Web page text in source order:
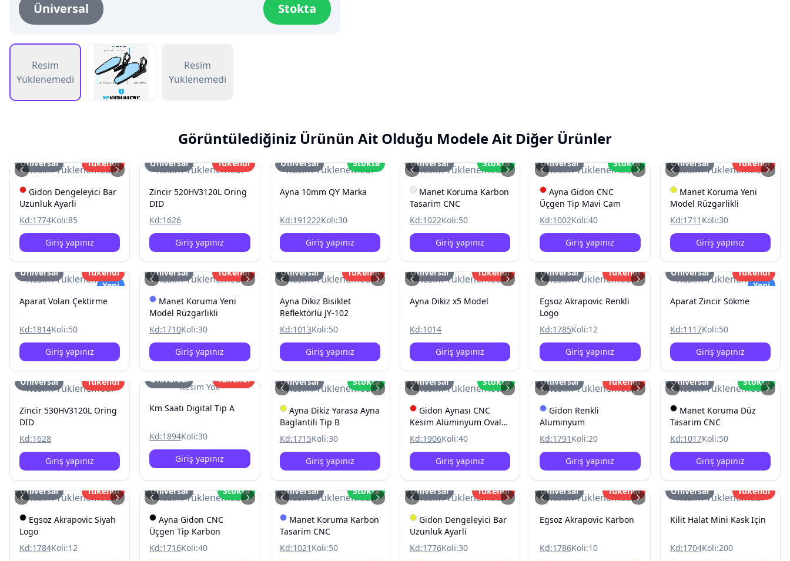
Üniversal Stokta
Resim
Yüklenemedi
Resim
Yüklenemedi
Görüntülediğiniz Ürünün Ait Olduğu Modele Ait Diğer Ürünler
Resim Yüklenemedi
Üniversal Tükendi
Gidon Dengeleyici Bar
Uzunluk Ayarli
Kd:1774Koli:85
Giriş yapınız
Resim Yüklenemedi
Üniversal Tükendi
Zincir 520HV3120L Oring
DID
Kd:1626
Giriş yapınız
Resim Yüklenemedi
Üniversal Stokta
Ayna 10mm QY Marka
Kd:191222Koli:30
Giriş yapınız
Resim Yüklenemedi
Üniversal Stokta
Manet Koruma Karbon
Tasarim CNC
Kd:1022Koli:50
Giriş yapınız
Resim Yüklenemedi
Üniversal Stokta
Ayna Gidon CNC
Üçgen Tip Mavi Cam
Kd:1002Koli:40
Giriş yapınız
Resim Yüklenemedi
Üniversal Tükendi
Manet Koruma Yeni
Model Rüzgarlikli
Kd:1711 Koli:30
Giriş yapınız
Resim Yüklenemedi
Yeni
Üniversal Tükendi
Aparat Volan Çektirme
Kd:1814Koli:50
Giriş yapınız
Resim Yüklenemedi
Üniversal Tükendi
Manet Koruma Yeni
Model Rüzgarlikli
Kd:1710Koli:30
Giriş yapınız
Resim Yüklenemedi
Üniversal Tükendi
Ayna Dikiz Bisiklet
Reflektörlü JY-102
Kd:1013Koli:50
Giriş yapınız
Resim Yüklenemedi
Üniversal Tükendi
Ayna Dikiz x5 Model
Kd:1014
Giriş yapınız
Resim Yüklenemedi
Üniversal Tükendi
Egsoz Akrapovic Renkli
Logo
Kd:1785Koli:12
Giriş yapınız
Resim Yüklenemedi
Yeni
Üniversal Tükendi
Aparat Zincir Sökme
Kd:1117Koli:50
Giriş yapınız
Resim Yüklenemedi
Üniversal Tükendi
Zincir 530HV3120L Oring
DID
Kd:1628
Giriş yapınız
Resim Yok
Üniversal Tükendi
Km Saati Digital Tip A
Kd:1894Koli:30
Giriş yapınız
Resim Yüklenemedi
Üniversal Stokta
Ayna Dikiz Yarasa Ayna
Baglantili Tip B
Kd:1715Koli:30
Giriş yapınız
Resim Yüklenemedi
Üniversal Stokta
Gidon Aynası CNC
Kesim Alüminyum Oval
Tip
Kd:1906Koli:40
Giriş yapınız
Resim Yüklenemedi
Üniversal Tükendi
Gidon Renkli
Aluminyum
Kd:1791 Koli:20
Giriş yapınız
Resim Yüklenemedi
Üniversal Stokta
Manet Koruma Düz
Tasarim CNC
Kd:1017Koli:50
Giriş yapınız
Resim Yüklenemedi
Üniversal Tükendi
Egsoz Akrapovic Siyah
Logo
Kd:1784Koli:12
Resim Yüklenemedi
Üniversal Stokta
Ayna Gidon CNC
Üçgen Tip Karbon
Kd:1716Koli:40
Resim Yüklenemedi
Üniversal Stokta
Manet Koruma Karbon
Tasarim CNC
Kd:1021 Koli:50
Resim Yüklenemedi
Üniversal Tükendi
Gidon Dengeleyici Bar
Uzunluk Ayarli
Kd:1776Koli:30
Resim Yüklenemedi
Üniversal Tükendi
Egsoz Akrapovic Karbon
Kd:1786Koli:10
Resim Yüklenemedi
Üniversal Tükendi
Kilit Halat Mini Kask Için
Kd:1704Koli:200